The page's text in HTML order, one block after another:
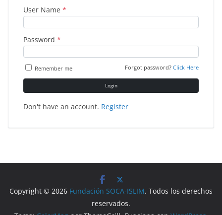
User Name *
Password *
Remember me Forgot password? Click Here
Login
Don't have an account. Register
Copyright © 2026 Fundación SOCA-ISLIM. Todos los derechos
reservados.